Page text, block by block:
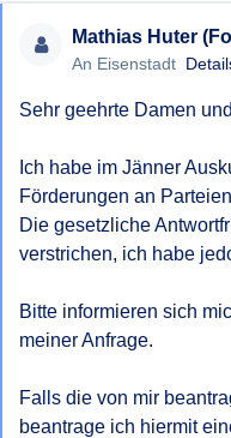
Bescheides gem § 4
bitte ich um vorherige
Informationen bezüglich
Mit freundlichen Grüßen,
An Eisenstadt
Sehr geehrte Damen
Ich habe im Jänner
Förderungen an
Die gesetzliche
verstrichen, ich habe
Bitte informieren sich
meiner Anfrage.
Falls die von mir
beantrage ich hiermit